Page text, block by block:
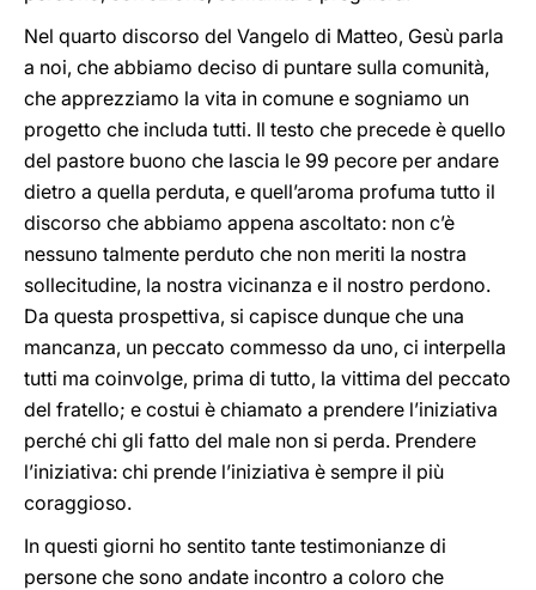
Nel quarto discorso del Vangelo di Matteo, Gesù parla
a noi, che abbiamo deciso di puntare sulla comunità,
che apprezziamo la vita in comune e sogniamo un
progetto che includa tutti. Il testo che precede è quello
del pastore buono che lascia le 99 pecore per andare
dietro a quella perduta, e quell’aroma profuma tutto il
discorso che abbiamo appena ascoltato: non c’è
nessuno talmente perduto che non meriti la nostra
sollecitudine, la nostra vicinanza e il nostro perdono.
Da questa prospettiva, si capisce dunque che una
mancanza, un peccato commesso da uno, ci interpella
tutti ma coinvolge, prima di tutto, la vittima del peccato
del fratello; e costui è chiamato a prendere l’iniziativa
perché chi gli fatto del male non si perda. Prendere
l’iniziativa: chi prende l’iniziativa è sempre il più
coraggioso.
In questi giorni ho sentito tante testimonianze di
persone che sono andate incontro a coloro che